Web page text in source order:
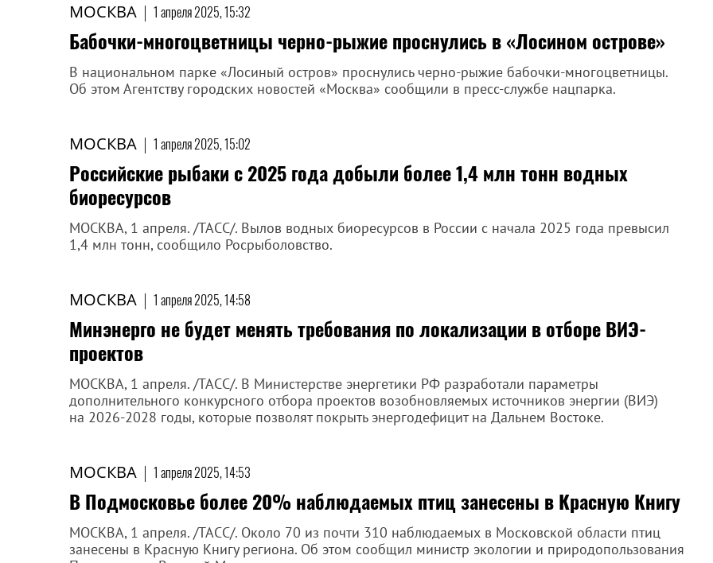
МОСКВА | 1 апреля 2025, 15:32
Бабочки-многоцветницы черно-рыжие проснулись в «Лосином острове»
В национальном парке «Лосиный остров» проснулись черно-рыжие бабочки-многоцветницы.
Об этом Агентству городских новостей «Москва» сообщили в пресс-службе нацпарка.
МОСКВА | 1 апреля 2025, 15:02
Российские рыбаки с 2025 года добыли более 1,4 млн тонн водных
биоресурсов
МОСКВА, 1 апреля. /ТАСС/. Вылов водных биоресурсов в России с начала 2025 года превысил
1,4 млн тонн, сообщило Росрыболовство.
МОСКВА | 1 апреля 2025, 14:58
Минэнерго не будет менять требования по локализации в отборе ВИЭ-
проектов
МОСКВА, 1 апреля. /ТАСС/. В Министерстве энергетики РФ разработали параметры
дополнительного конкурсного отбора проектов возобновляемых источников энергии (ВИЭ)
на 2026-2028 годы, которые позволят покрыть энергодефицит на Дальнем Востоке.
МОСКВА | 1 апреля 2025, 14:53
В Подмосковье более 20% наблюдаемых птиц занесены в Красную Книгу
МОСКВА, 1 апреля. /ТАСС/. Около 70 из почти 310 наблюдаемых в Московской области птиц
занесены в Красную Книгу региона. Об этом сообщил министр экологии и природопользования